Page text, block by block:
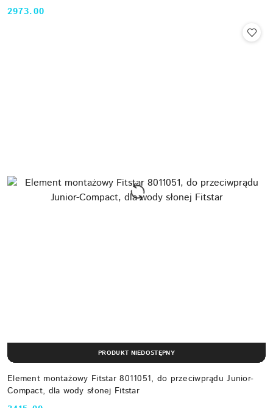
Cena:
2973.00
Element montażowy Fitstar 8011051, do przeciwprądu Junior-
Compact, dla wody słonej Fitstar
PRODUKT NIEDOSTĘPNY